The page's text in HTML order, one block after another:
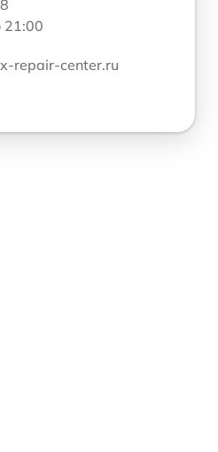
21:00
repair-center.ru